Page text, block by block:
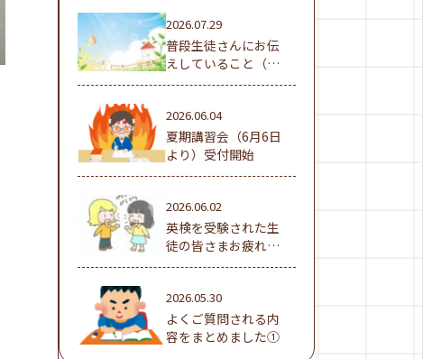
2026.07.29
普段生徒さんにお伝
えしていること（夏
休み編①）
2026.06.04
夏期講習会（6月6日
より）受付開始
2026.06.02
英検を受験された生
徒の皆さまお疲れ様
でした！
2026.05.30
よくご質問される内
容をまとめました①